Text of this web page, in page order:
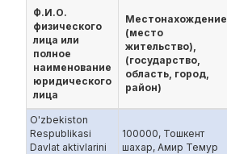
Ф.И.О.
физического
лица или
полное
наименование
юридического
лица
Местонахождение
(место
жительство),
(государство,
область, город,
район)
O'zbekiston
Respublikasi
Davlat aktivlarini
100000, Тошкент
шахар, Амир Темур